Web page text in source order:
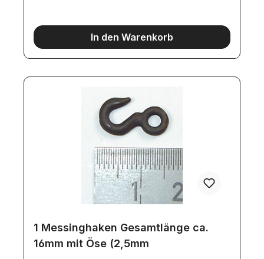
In den Warenkorb
1 Messinghaken Gesamtlänge ca.
16mm mit Öse (2,5mm